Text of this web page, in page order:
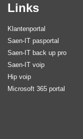
Links
Klantenportal
Saen-IT pasportal
Saen-IT back up pro
Saen-IT voip
Hip voip
Microsoft 365 portal